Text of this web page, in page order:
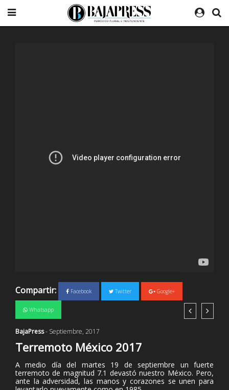
Compartir: Facebook Twitter Google+
Whatsapp
BajaPress- Septiembre, 2017
Terremoto México 2017
A medio día del martes 19 de septiembre un fuerte
terremoto de magnitud 7.1 devastó nuestro México. Pero,
ante la adversidad, las manos y corazones se unen para